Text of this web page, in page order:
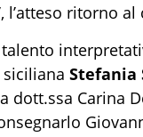
l’atteso ritorno
siciliana Stefania
dott.ssa Carina